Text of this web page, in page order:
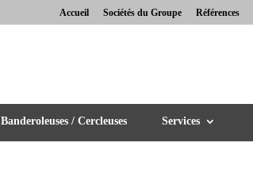
Accueil Sociétés du Groupe Références
Banderoleuses / Cercleuses Services